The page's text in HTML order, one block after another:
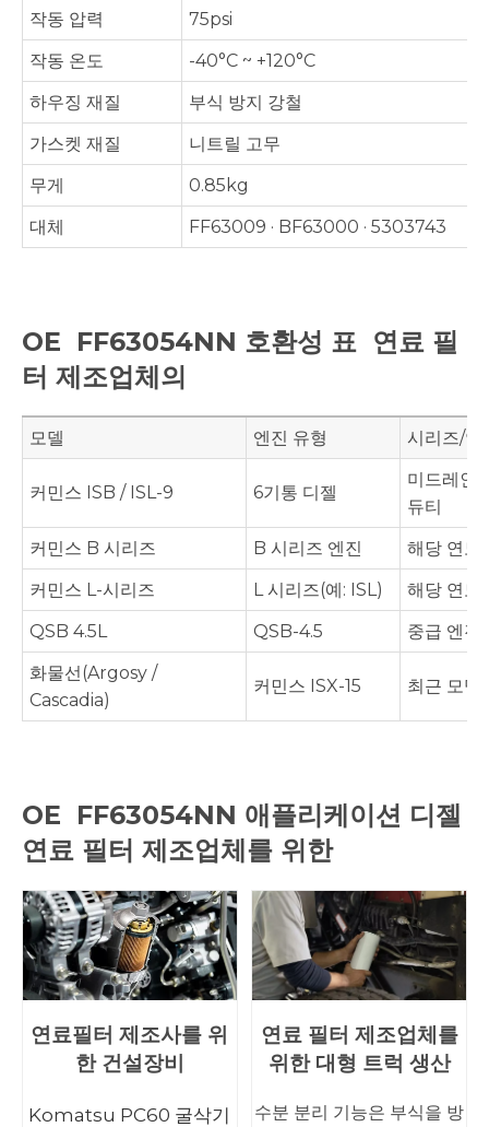
작동 압력
75psi
작동 온도
-40°C ~ +120°C
하우징 재질
부식 방지 강철
가스켓 재질
니트릴 고무
무게
0.85kg
대체
FF63009 · BF63000 · 5303743
OE FF63054NN 호환성 표 연료 필
터 제조업체의
모델 엔진 유형 시리즈/연
커민스 ISB / ISL-9 6기통 디젤
미드레인
듀티
커민스 B 시리즈
B 시리즈 엔진
해당 연도
커민스 L-시리즈
L 시리즈(예: ISL)
해당 연도
QSB 4.5L
QSB-4.5
중급 엔진
화물선(Argosy /
Cascadia)
커민스 ISX-15 최근 모델
OE FF63054NN 애플리케이션 디젤
연료 필터 제조업체를 위한
연료필터 제조사를 위
한 건설장비
Komatsu PC60 굴삭기
연료 필터 제조업체를
위한 대형 트럭 생산
수분 분리 기능은 부식을 방